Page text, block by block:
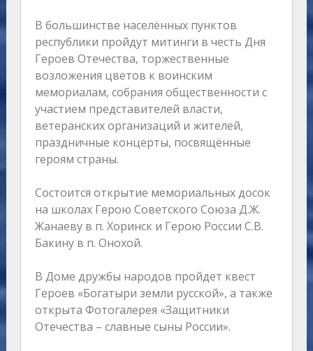
В большинстве населённых пунктов
республики пройдут митинги в честь Дня
Героев Отечества, торжественные
возложения цветов к воинским
мемориалам, собрания общественности с
участием представителей власти,
ветеранских организаций и жителей,
праздничные концерты, посвящённые
героям страны.
Состоится открытие мемориальных досок
на школах Герою Советского Союза Д.Ж.
Жанаеву в п. Хоринск и Герою России С.В.
Бакину в п. Онохой.
В Доме дружбы народов пройдет квест
Героев «Богатыри земли русской», а также
открыта Фотогалерея «Защитники
Отечества – славные сыны России».